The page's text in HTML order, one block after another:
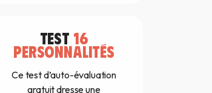
TEST 16
PERSONNALITÉS
Ce test d’auto-évaluation
gratuit dresse une